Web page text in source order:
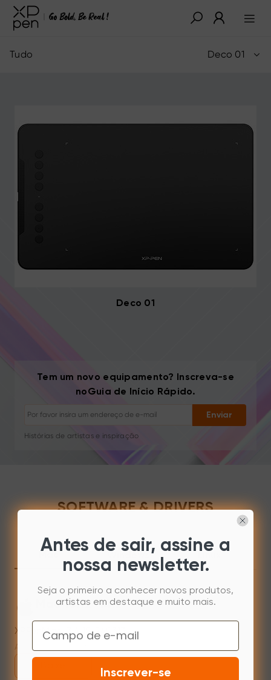
Tudo Deco 01
Deco 01
Tem um novo equipamento? Inscreva-se
noGuia de Início Rápido.
Enviar
Cancelar inscrição: Um clique a qualquer momento
Tutoriais de desenho
Novos lançamentos e ofertas
Histórias de artistas e inspiração
Seu e-mail é usado apenas para o conteúdo solicitado
SOFTWARE & DRIVERS
Mac 10.12~14.2
XPPenMac_3.4.15_240313
Apr 15,2024 PM 17:48
Antes de sair, assine a
nossa newsletter.
Seja o primeiro a conhecer novos produtos,
artistas em destaque e muito mais.
Email
Inscrever-se